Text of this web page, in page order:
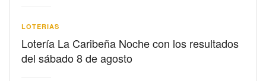
LOTERIAS
Lotería La Caribeña Noche con los resultados
del sábado 8 de agosto